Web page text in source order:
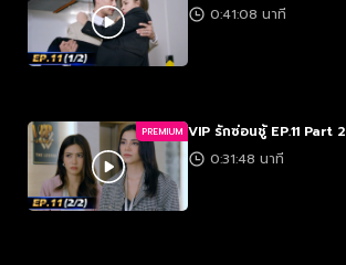
0:41:08 นาที
PREMIUM VIP รักซ่อนชู้ EP.11 Part 2
0:31:48 นาที